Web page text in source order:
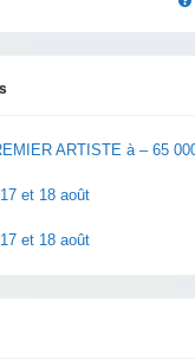
ARTISTE à – 65
et 18 août
et 18 août